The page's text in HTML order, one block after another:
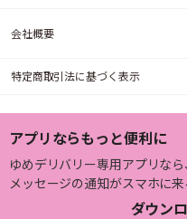
会社概要
特定商取引法に基づく表示
アプリならもっと便利に
ゆめデリバリー専用アプリなら
メッセージの通知がスマホに来
ダウン